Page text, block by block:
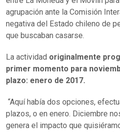
agrupación ante la Comisión
negativa del Estado chileno de
que buscaban casarse.
La actividad originalmente
primer momento para
plazo: enero de 2017.
“Aquí había dos opciones,
plazos, o en enero. Diciembre
genera el impacto que